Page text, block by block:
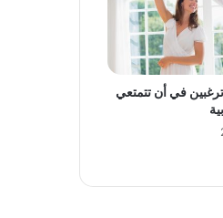
في أن تتمتعي